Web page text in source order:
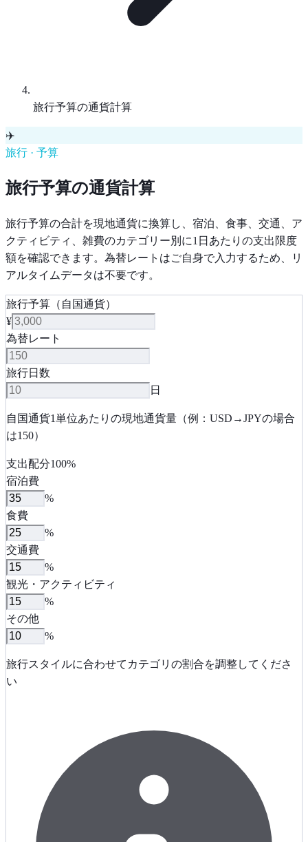
旅行予算の通貨計算
✈️
旅行 · 予算
旅行予算の通貨計算
旅行予算の合計を現地通貨に換算し、宿泊、食事、交通、ア
クティビティ、雑費のカテゴリー別に1日あたりの支出限度
額を確認できます。為替レートはご自身で入力するため、リ
アルタイムデータは不要です。
旅行予算（自国通貨）
¥
為替レート
旅行日数
日
自国通貨1単位あたりの現地通貨量（例：USD→JPYの場合
は150）
支出配分100%
宿泊費
%
食費
%
交通費
%
観光・アクティビティ
%
その他
%
旅行スタイルに合わせてカテゴリの割合を調整してくださ
い